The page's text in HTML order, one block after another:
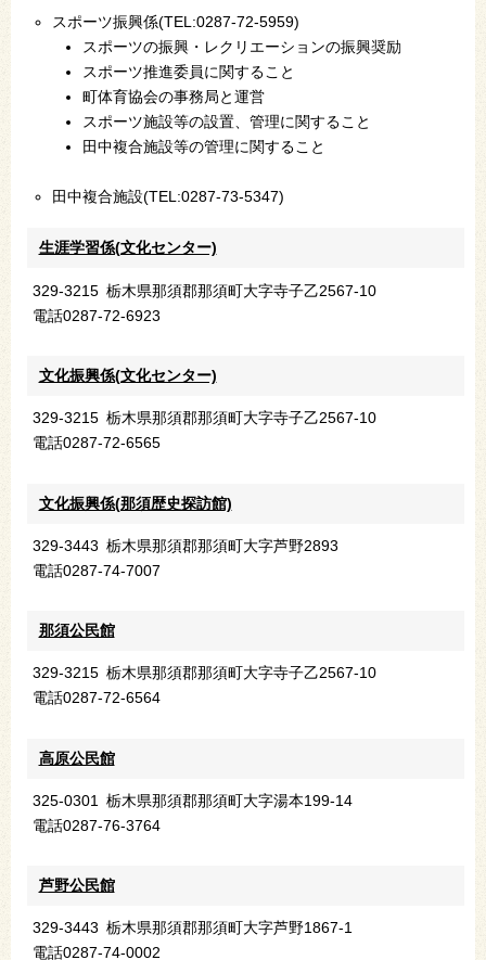
スポーツ振興係(TEL:0287-72-5959)
スポーツの振興・レクリエーションの振興奨励
スポーツ推進委員に関すること
町体育協会の事務局と運営
スポーツ施設等の設置、管理に関すること
田中複合施設等の管理に関すること
田中複合施設(TEL:0287-73-5347)
生涯学習係(文化センター)
329-3215 栃木県那須郡那須町大字寺子乙2567-10
電話0287-72-6923
文化振興係(文化センター)
329-3215 栃木県那須郡那須町大字寺子乙2567-10
電話0287-72-6565
文化振興係(那須歴史探訪館)
329-3443 栃木県那須郡那須町大字芦野2893
電話0287-74-7007
那須公民館
329-3215 栃木県那須郡那須町大字寺子乙2567-10
電話0287-72-6564
高原公民館
325-0301
栃木県那須郡那須町大字湯本199-14
電話0287-76-3764
芦野公民館
329-3443 栃木県那須郡那須町大字芦野1867-1
電話0287-74-0002